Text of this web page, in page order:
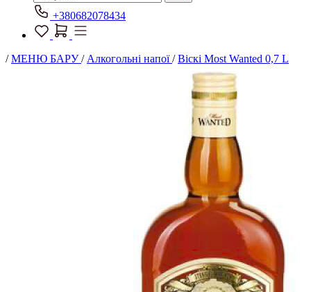
+380682078434
/МЕНЮ БАРУ/ Алкогольні напої/Віскі Most Wanted 0,7 L